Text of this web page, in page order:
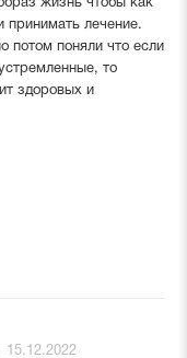
жизнь чтобы как
лечение.
потом поняли что если
то
здоровых и
15.12.2022